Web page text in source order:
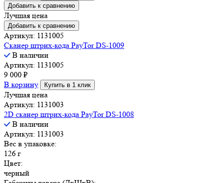
Добавить к сравнению
Лучшая цена
Добавить к сравнению
Артикул: 1131005
Сканер штрих-кода PayTor DS-1009
В наличии
Артикул: 1131005
9 000 ₽
В корзину
Купить в 1 клик
Лучшая цена
Артикул: 1131003
2D сканер штрих-кода PayTor DS-1008
В наличии
Артикул: 1131003
Вес в упаковке:
126 г
Цвет:
черный